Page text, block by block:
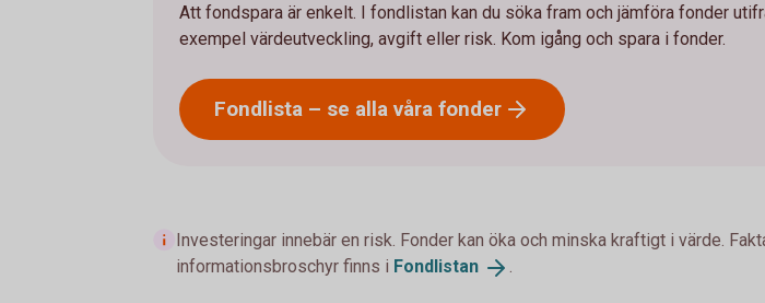
Att fondspara är enkelt. I fondlistan kan du söka fram och jämföra fonder
exempel värdeutveckling, avgift eller risk. Kom igång och spara i fonder.
Fondlista – se alla våra fonder
Investeringar innebär en risk. Fonder kan öka och minska kraftigt i värde.
informationsbroschyr finns i Fondlistan .